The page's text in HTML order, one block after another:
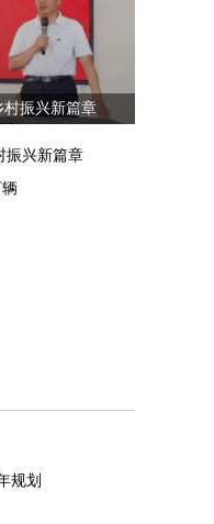
振兴新篇章
振兴新篇章
规划